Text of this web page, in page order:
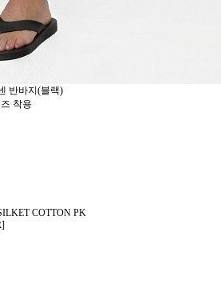
반바지(블랙)
착용
COTTON PK